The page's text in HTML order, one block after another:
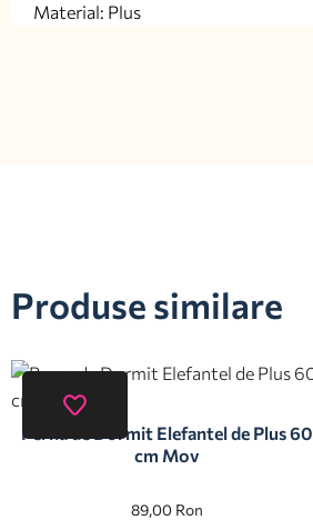
Material: Plus
Produse similare
Perna de Dormit Elefantel de Plus 60
cm Mov
89,00 Ron